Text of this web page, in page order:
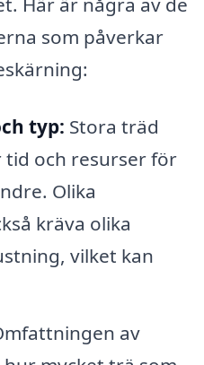
som påverkar
typ: Stora träd
och resurser för
Olika
kräva olika
vilket kan
av